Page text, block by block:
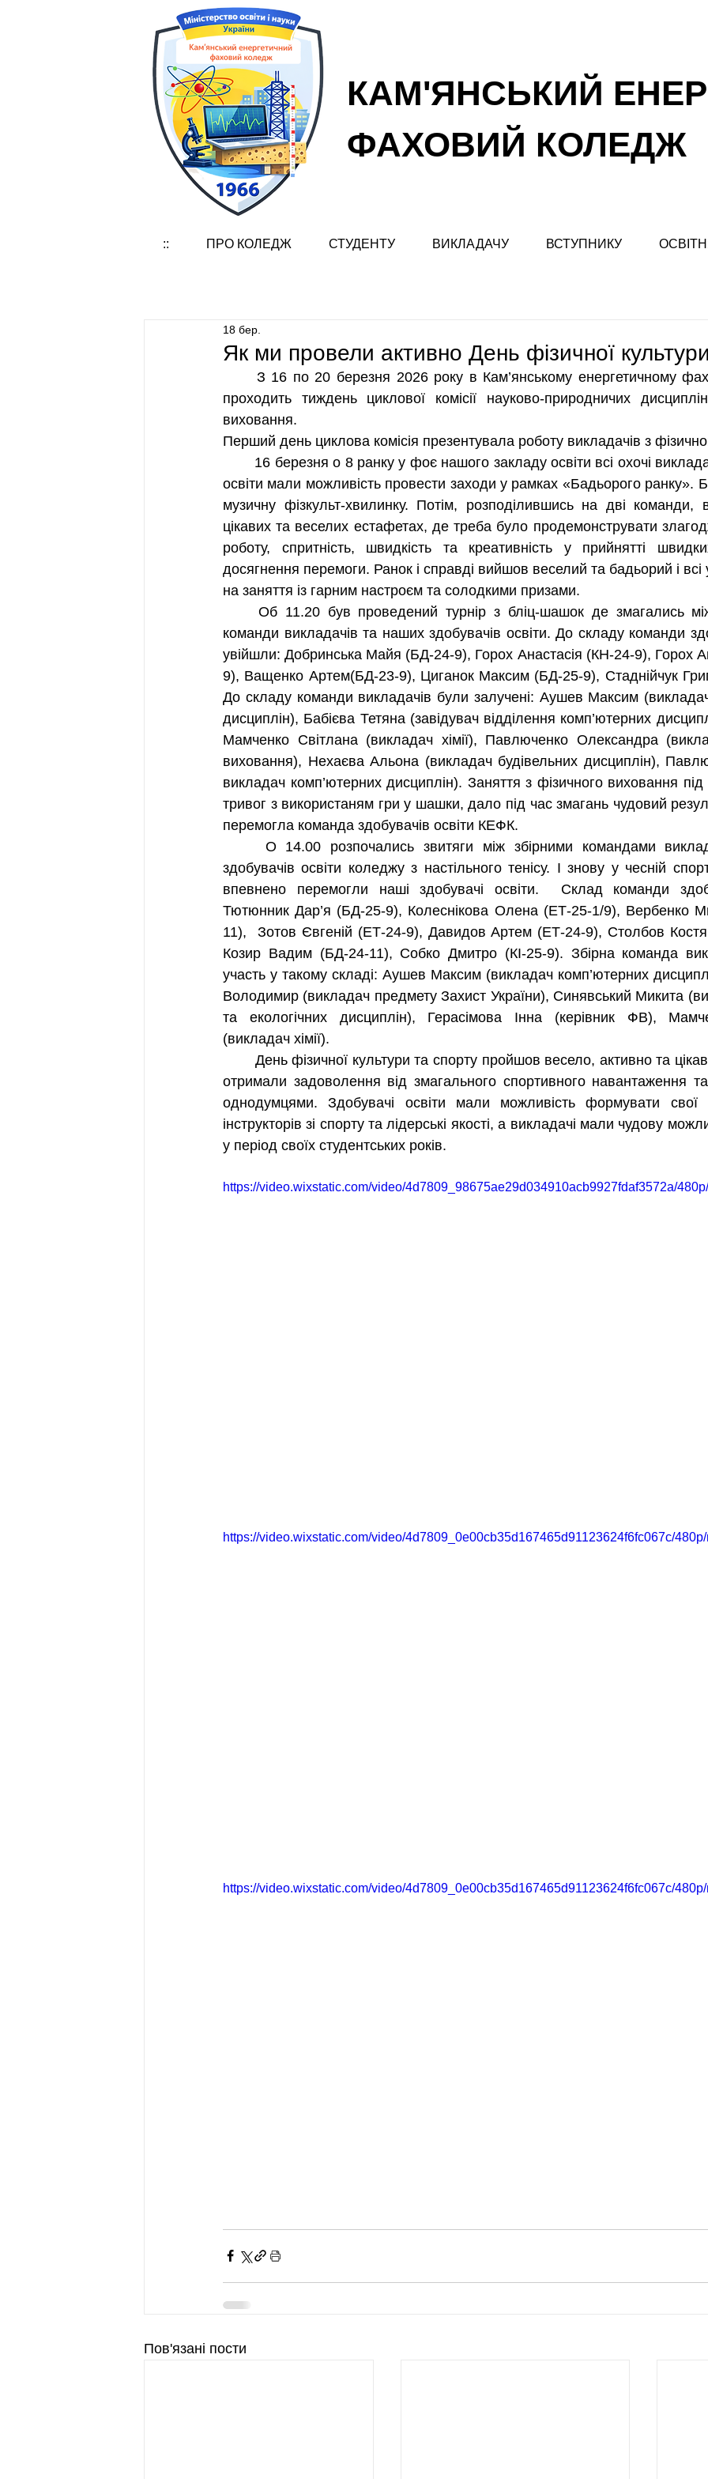
КАМ'ЯНСЬКИЙ
ФАХОВИЙ КОЛЕДЖ
:: ПРО КОЛЕДЖ СТУДЕНТУ ВИКЛАДАЧУ ВСТУПНИКУ
Як ми провели активно День фізичної
18 бер.
проходить тиждень циклової комісії науково-природничих
виховання.
Перший день циклова комісія презентувала роботу викладачів з
освіти мали можливість провести заходи у рамках «Бадьорого ранку».
музичну фізкульт-хвилинку. Потім, розподілившись на дві команди,
цікавих та веселих естафетах, де треба було продемонструвати
роботу, спритність, швидкість та креативність у прийнятті
досягнення перемоги. Ранок і справді вийшов веселий та бадьорий і всі
на заняття із гарним настроєм та солодкими призами.
команди викладачів та наших здобувачів освіти. До складу команди
увійшли: Добринська Майя (БД-24-9), Горох Анастасія (КН-24-9), Горох
9), Ващенко Артем(БД-23-9), Циганок Максим (БД-25-9), Стаднійчук
До складу команди викладачів були залучені: Аушев Максим
дисциплін), Бабієва Тетяна (завідувач відділення комп’ютерних
Мамченко Світлана (викладач хімії), Павлюченко Олександра
виховання), Нехаєва Альона (викладач будівельних дисциплін),
викладач комп’ютерних дисциплін). Заняття з фізичного виховання під
тривог з використаням гри у шашки, дало під час змагань чудовий
перемогла команда здобувачів освіти КЕФК.
здобувачів освіти коледжу з настільного тенісу. І знову у чесній
впевнено перемогли наші здобувачі освіти.  Склад команди
Тютюнник Дар’я (БД-25-9), Колеснікова Олена (ЕТ-25-1/9), Вербенко
11),  Зотов Євгеній (ЕТ-24-9), Давидов Артем (ЕТ-24-9), Столбов
Козир Вадим (БД-24-11), Собко Дмитро (КІ-25-9). Збірна команда
участь у такому складі: Аушев Максим (викладач комп’ютерних
Володимир (викладач предмету Захист України), Синявський Микита
та екологічних дисциплін), Герасімова Інна (керівник ФВ),
(викладач хімії).
отримали задоволення від змагального спортивного навантаження
однодумцями. Здобувачі освіти мали можливість формувати свої
інструкторів зі спорту та лідерські якості, а викладачі мали чудову
у період своїх студентських років.
https://video.wixstatic.com/video/4d7809_98675ae29d034910acb9927fdaf3572a/
https://video.wixstatic.com/video/4d7809_0e00cb35d167465d91123624f6fc067c/
https://video.wixstatic.com/video/4d7809_0e00cb35d167465d91123624f6fc067c/
Пов'язані пости